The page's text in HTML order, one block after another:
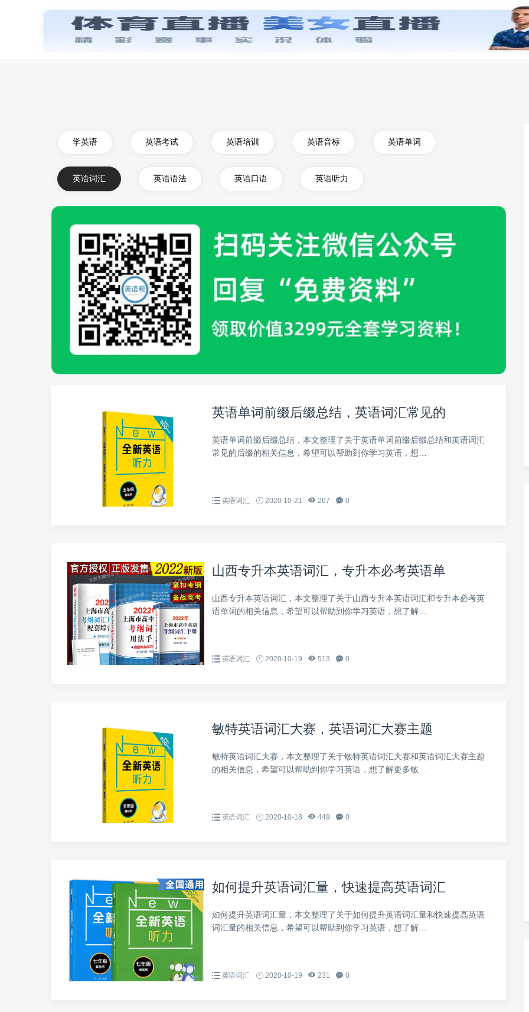
首页 零基础学英语 小学英语 初中英语 高中英
学英语 英语考试 英语培训 英语音标 英语单词
英语词汇 英语语法 英语口语 英语听力
英语单词前缀后缀总结，英语词汇常见的
英语单词前缀后缀总结，本文整理了关于英语单词前缀后缀总结和英语词汇
常见的后缀的相关信息，希望可以帮助到你学习英语，想…
英语词汇 2020-10-21 267 0
山西专升本英语词汇，专升本必考英语单
山西专升本英语词汇，本文整理了关于山西专升本英语词汇和专升本必考英
语单词的相关信息，希望可以帮助到你学习英语，想了解…
英语词汇 2020-10-19 513 0
敏特英语词汇大赛，英语词汇大赛主题
敏特英语词汇大赛，本文整理了关于敏特英语词汇大赛和英语词汇大赛主题
的相关信息，希望可以帮助到你学习英语，想了解更多敏…
英语词汇 2020-10-18 449 0
如何提升英语词汇量，快速提高英语词汇
如何提升英语词汇量，本文整理了关于如何提升英语词汇量和快速提高英语
词汇量的相关信息，希望可以帮助到你学习英语，想了解…
英语词汇 2020-10-19 231 0